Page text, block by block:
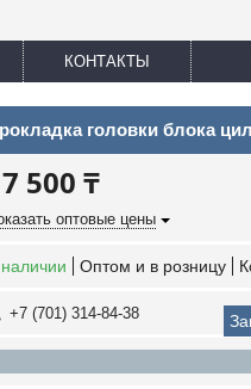
КОНТАКТЫ
головки блока
500 ₸
оптовые цены
Оптом и в розницу
+7 (701) 314-84-38